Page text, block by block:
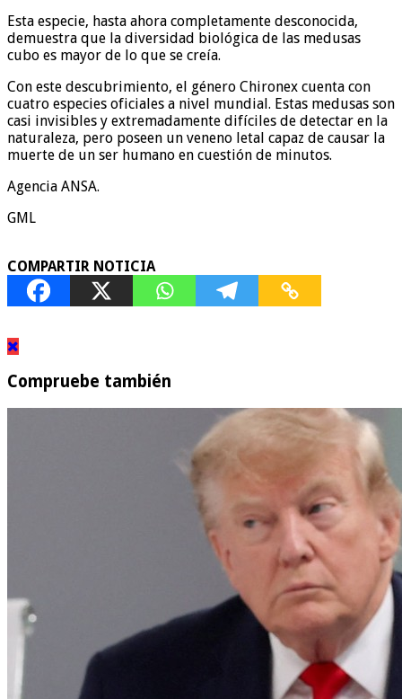
Esta especie, hasta ahora completamente desconocida,
demuestra que la diversidad biológica de las medusas
cubo es mayor de lo que se creía.
Con este descubrimiento, el género Chironex cuenta con
cuatro especies oficiales a nivel mundial. Estas medusas son
casi invisibles y extremadamente difíciles de detectar en la
naturaleza, pero poseen un veneno letal capaz de causar la
muerte de un ser humano en cuestión de minutos.
Agencia ANSA.
GML
COMPARTIR NOTICIA
Compruebe también